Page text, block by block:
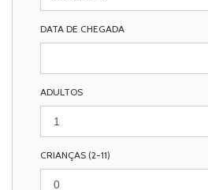
DATA DE CHEGADA
ADULTOS
CRIANÇAS (2-11)